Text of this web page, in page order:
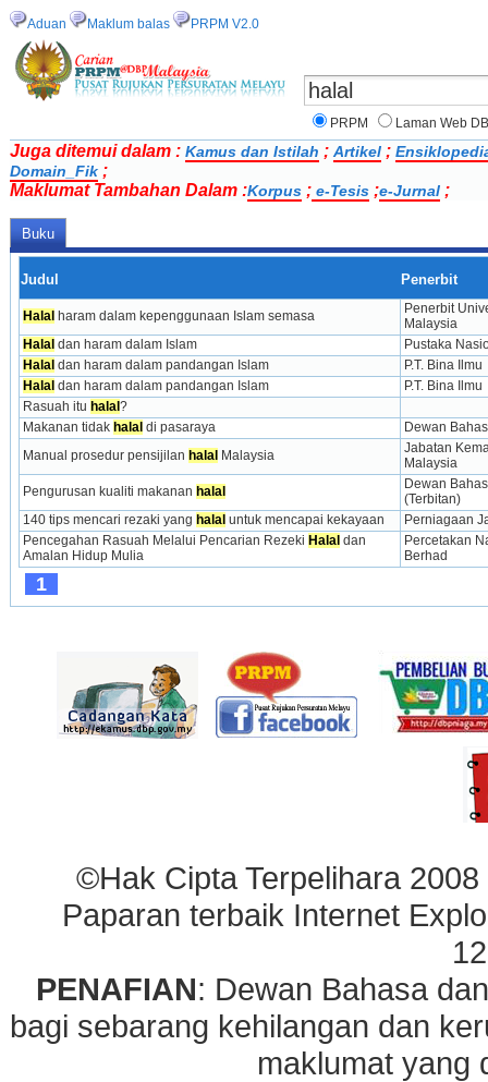
Aduan Maklum balas PRPM V2.0
PRPM Laman Web
Juga ditemui dalam : Kamus dan Istilah ; Artikel ;
Domain_Fik ;
Maklumat Tambahan Dalam :Korpus ; e-Tesis ;e-Jurnal ;
Buku
Judul Penerbit
Halal haram dalam kepenggunaan Islam semasa
Penerbit
Malaysia
Halal dan haram dalam Islam
Pustaka
Halal dan haram dalam pandangan Islam
P.T. Bina Ilmu
Halal dan haram dalam pandangan Islam
P.T. Bina Ilmu
Rasuah itu halal ?
Makanan tidak halal di pasaraya
Dewan
Manual prosedur pensijilan halal Malaysia
Jabatan
Malaysia
Pengurusan kualiti makanan halal
Dewan
(Terbitan)
140 tips mencari rezaki yang halal untuk mencapai kekayaan
Perniagaan
Pencegahan Rasuah Melalui Pencarian Rezeki Halal dan
Amalan Hidup Mulia
Percetakan
Berhad
1
©Hak Cipta Terpelihara
Paparan terbaik Internet
PENAFIAN: Dewan Bahasa
bagi sebarang kehilangan dan
maklumat yang